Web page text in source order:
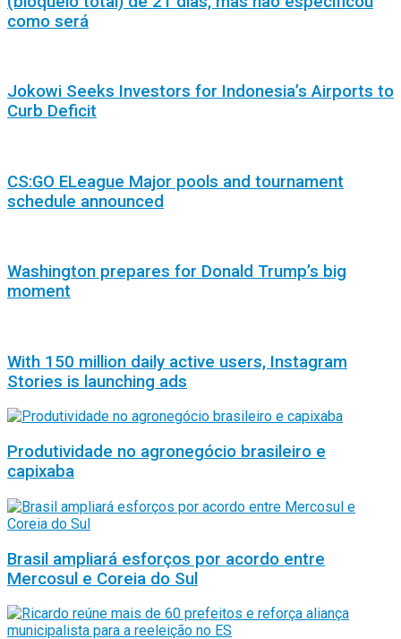
como será
Jokowi Seeks Investors for Indonesia’s Airports to
Curb Deficit
CS:GO ELeague Major pools and tournament
schedule announced
Washington prepares for Donald Trump’s big
moment
With 150 million daily active users, Instagram
Stories is launching ads
Produtividade no agronegócio brasileiro e
capixaba
Brasil ampliará esforços por acordo entre
Mercosul e Coreia do Sul